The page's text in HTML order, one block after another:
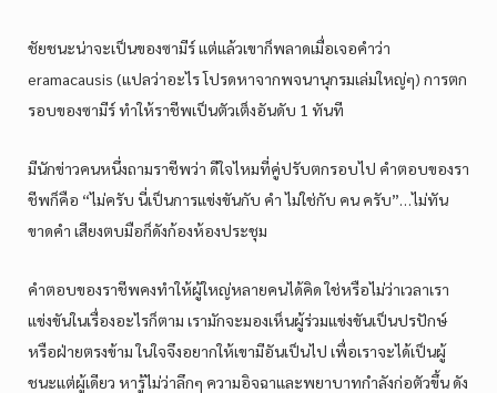
ชัยชนะน่าจะเป็นของซามีร์ แต่แล้วเขาก็พลาดเมื่อเจอคำว่า
eramacausis (แปลว่าอะไร โปรดหาจากพจนานุกรมเล่มใหญ่ๆ) การตก
รอบของซามีร์ ทำให้ราชีพเป็นตัวเต็งอันดับ 1 ทันที
มีนักข่าวคนหนึ่งถามราชีพว่า ดีใจไหมที่คู่ปรับตกรอบไป คำตอบของรา
ชีพก็คือ “ไม่ครับ นี่เป็นการแข่งขันกับ คำ ไม่ใช่กับ คน ครับ”…ไม่ทัน
ขาดคำ เสียงตบมือก็ดังก้องห้องประชุม
คำตอบของราชีพคงทำให้ผู้ใหญ่หลายคนได้คิด ใช่หรือไม่ว่าเวลาเรา
แข่งขันในเรื่องอะไรก็ตาม เรามักจะมองเห็นผู้ร่วมแข่งขันเป็นปรปักษ์
หรือฝ่ายตรงข้าม ในใจจึงอยากให้เขามีอันเป็นไป เพื่อเราจะได้เป็นผู้
ชนะแต่ผู้เดียว หารู้ไม่ว่าลึกๆ ความอิจฉาและพยาบาทกำลังก่อตัวขึ้น ดัง